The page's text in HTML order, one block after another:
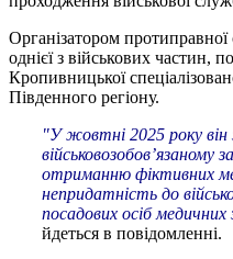
Організатором
однієї з військових частин,
Кропивницької
Південного регіону.
"У жовтні 2025 року він
військовозобов’язаному
отриманню фіктивних
непридатність до
посадових осіб медичних
йдеться в повідомленні.